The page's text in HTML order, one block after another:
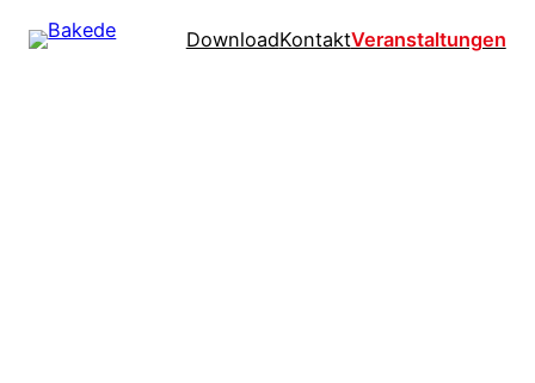
DownloadKontaktVeranstaltungen